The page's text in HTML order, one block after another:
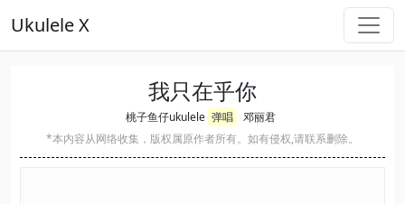
Ukulele X
我只在乎你
桃子鱼仔ukulele 弹唱
邓丽君
*本内容从网络收集，版权属原作者所有。如有侵权,请联系删除。